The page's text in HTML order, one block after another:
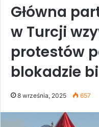
Główna
w Turcji
protestów
blokadzie
8 września, 2025 657